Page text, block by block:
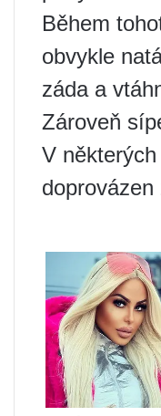
Během
obvykle
záda a
Zároveň
V